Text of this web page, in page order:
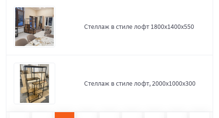
Стеллаж в стиле лофт 1800х1400х550
Стеллаж в стиле лофт, 2000х1000х300